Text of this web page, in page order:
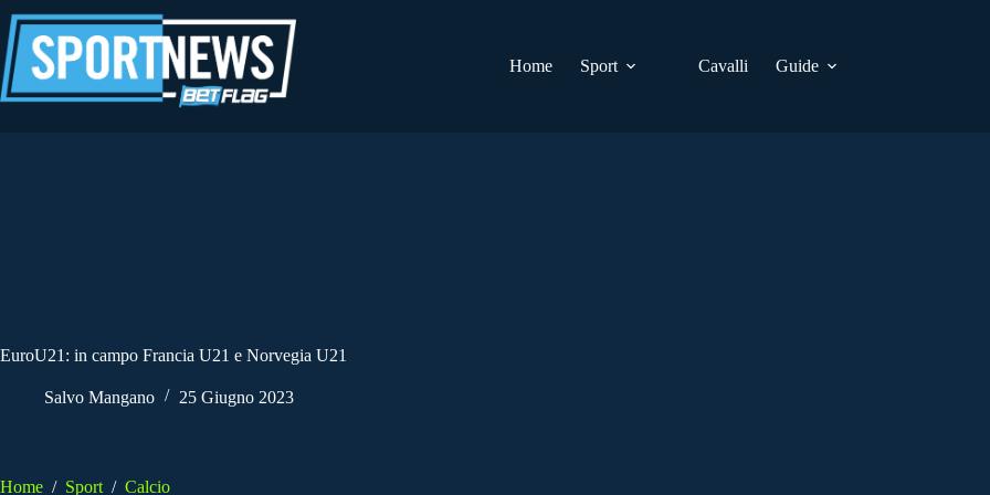
al
contenuto
Home
Sport Cavalli Guide
EuroU21: in campo Francia U21 e Norvegia U21
Salvo Mangano 25 Giugno 2023
Home / Sport / Calcio